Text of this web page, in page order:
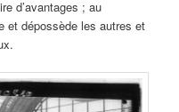
d’avantages ; au
et dépossède les autres et